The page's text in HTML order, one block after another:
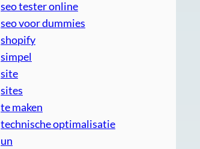
seo tester online
seo voor dummies
shopify
simpel
site
sites
te maken
technische optimalisatie
un